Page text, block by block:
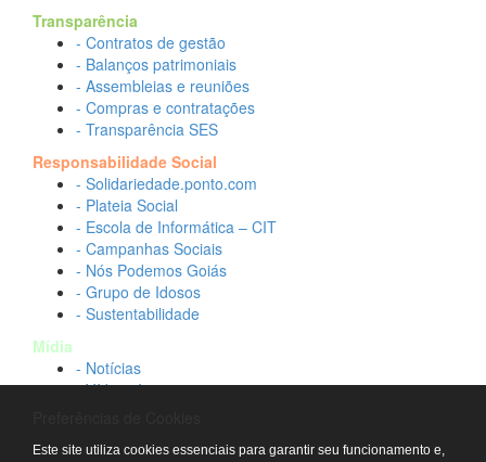
Transparência
- Contratos de gestão
- Balanços patrimoniais
- Assembleias e reuniões
- Compras e contratações
- Transparência SES
Responsabilidade Social
- Solidariedade.ponto.com
- Plateia Social
- Escola de Informática – CIT
- Campanhas Sociais
- Nós Podemos Goiás
- Grupo de Idosos
- Sustentabilidade
Mídia
- Notícias
- Vídeos Institucionais
Contato
Este site utiliza cookies essenciais para garantir seu funcionamento e,